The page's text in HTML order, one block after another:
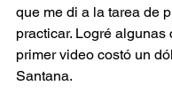
que me di a la tarea de
practicar. Logré algunas
primer video costó un
Santana.